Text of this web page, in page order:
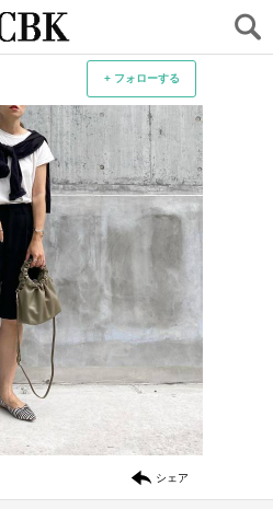
+ フォローする
シェア